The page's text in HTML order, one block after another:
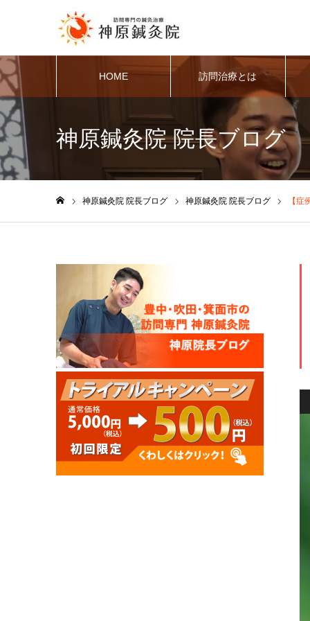
HOME 訪問治療とは
神原鍼灸院 院長ブログ
神原鍼灸院 院長ブログ 神原鍼灸院 院長ブログ 【